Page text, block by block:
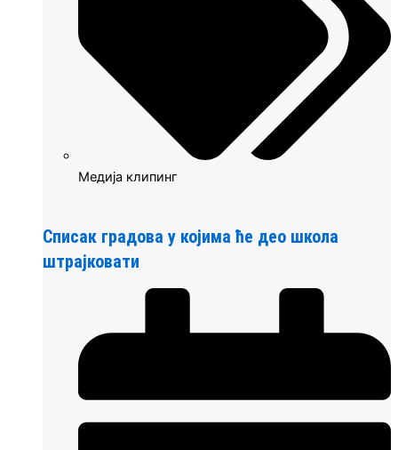
Медија клипинг
Списак градова у којима ће део школа
штрајковати